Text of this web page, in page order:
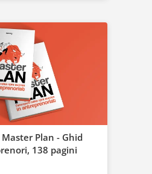
Plan - Ghid
138 pagini